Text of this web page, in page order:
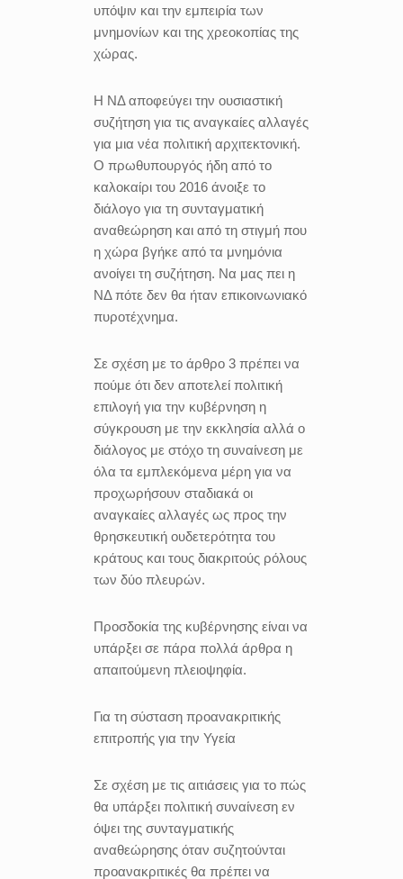
υπόψιν και την εμπειρία των
μνημονίων και της χρεοκοπίας της
χώρας.
Η ΝΔ αποφεύγει την ουσιαστική
συζήτηση για τις αναγκαίες αλλαγές
για μια νέα πολιτική αρχιτεκτονική.
Ο πρωθυπουργός ήδη από το
καλοκαίρι του 2016 άνοιξε το
διάλογο για τη συνταγματική
αναθεώρηση και από τη στιγμή που
η χώρα βγήκε από τα μνημόνια
ανοίγει τη συζήτηση. Να μας πει η
ΝΔ πότε δεν θα ήταν επικοινωνιακό
πυροτέχνημα.
Σε σχέση με το άρθρο 3 πρέπει να
πούμε ότι δεν αποτελεί πολιτική
επιλογή για την κυβέρνηση η
σύγκρουση με την εκκλησία αλλά ο
διάλογος με στόχο τη συναίνεση με
όλα τα εμπλεκόμενα μέρη για να
προχωρήσουν σταδιακά οι
αναγκαίες αλλαγές ως προς την
θρησκευτική ουδετερότητα του
κράτους και τους διακριτούς ρόλους
των δύο πλευρών.
Προσδοκία της κυβέρνησης είναι να
υπάρξει σε πάρα πολλά άρθρα η
απαιτούμενη πλειοψηφία.
Για τη σύσταση προανακριτικής
επιτροπής για την Υγεία
Σε σχέση με τις αιτιάσεις για το πώς
θα υπάρξει πολιτική συναίνεση εν
όψει της συνταγματικής
αναθεώρησης όταν συζητούνται
προανακριτικές θα πρέπει να